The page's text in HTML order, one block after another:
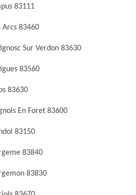
83111
Arcs 83460
Sur Verdon 83630
83560
83630
En Foret 83600
83150
83840
83830